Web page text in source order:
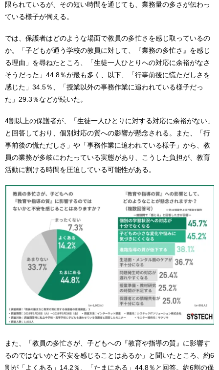
限られているが、その短い時間を通じても、業務量の多さが伝わっ
ている様子が伺える。
では、保護者はどのような場面で教員の多忙さを感じ取っているの
か。「子どもが通う学校の教員に対して、『業務の多忙さ』を感じ
る理由」を尋ねたところ、「生徒一人ひとりへの対応に余裕がなさ
そうだった」44.8％が最も多く、以下、「行事前後に慌ただしさを
感じた」34.5％、「授業以外の事務作業に追われている様子だっ
た」29.3％などが続いた。
4割以上の保護者が、「生徒一人ひとりに対する対応に余裕がない」
と回答しており、個別対応の質への影響が懸念される。また、「行
事前後の慌ただしさ」や「事務作業に追われている様子」から、教
員の業務が多岐にわたっている実態があり、こうした負担が、教育
活動に割ける時間を圧迫している可能性がある。
また、「教員の多忙さが、子どもへの『教育や指導の質』に影響す
るのではないかと不安を感じることはあるか」と聞いたところ、約6
割が「よくある」14.2％、「たまにある」44.8％と回答。約6割の保